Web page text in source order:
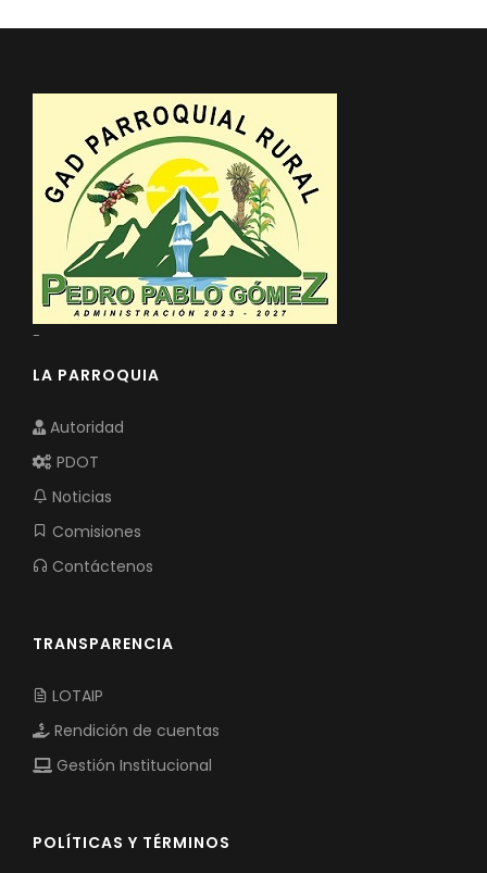
-
LA PARROQUIA
Autoridad
PDOT
Noticias
Comisiones
Contáctenos
TRANSPARENCIA
LOTAIP
Rendición de cuentas
Gestión Institucional
POLÍTICAS Y TÉRMINOS